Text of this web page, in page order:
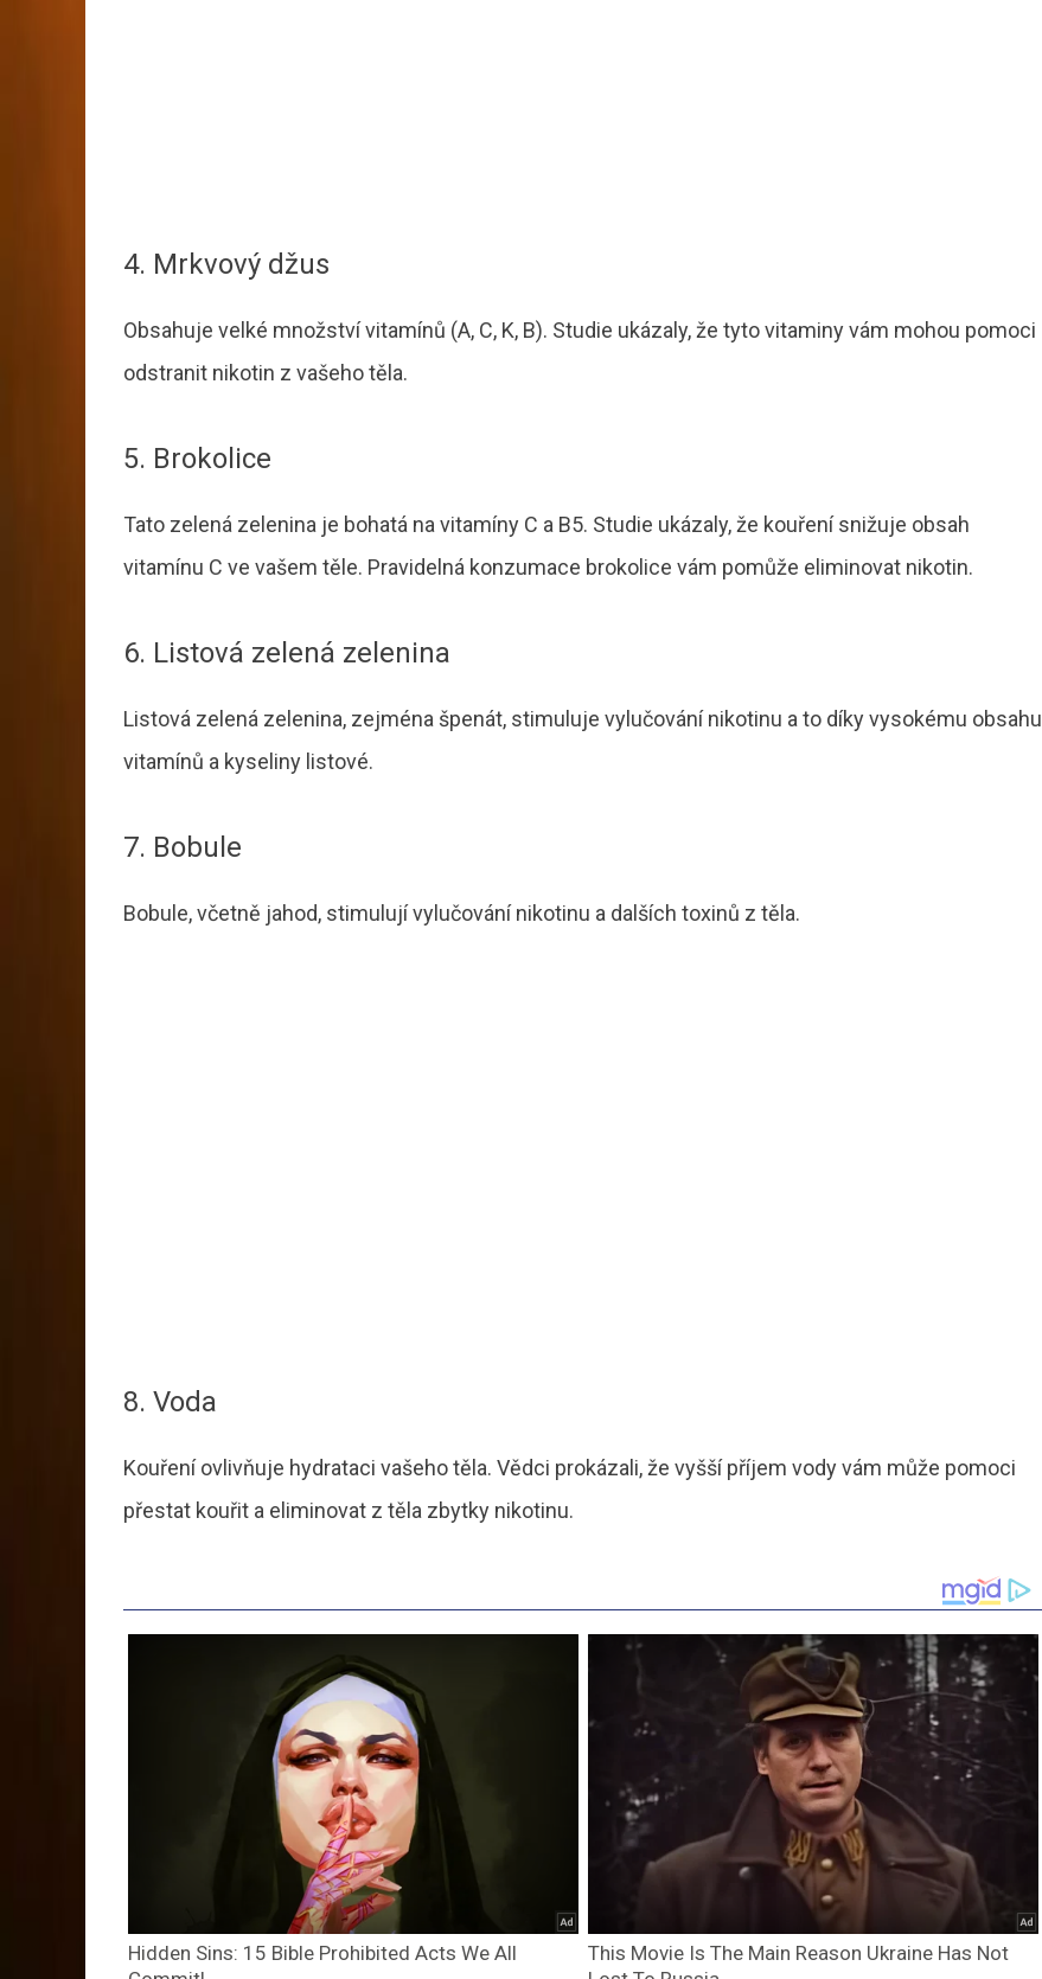
4. Mrkvový džus
Obsahuje velké množství vitamínů (A, C, K, B). Studie ukázaly, že tyto vitaminy vám mohou pomoci
odstranit nikotin z vašeho těla.
5. Brokolice
Tato zelená zelenina je bohatá na vitamíny C a B5. Studie ukázaly, že kouření snižuje obsah
vitamínu C ve vašem těle. Pravidelná konzumace brokolice vám pomůže eliminovat nikotin.
6. Listová zelená zelenina
Listová zelená zelenina, zejména špenát, stimuluje vylučování nikotinu a to díky vysokému obsahu
vitamínů a kyseliny listové.
7. Bobule
Bobule, včetně jahod, stimulují vylučování nikotinu a dalších toxinů z těla.
8. Voda
Kouření ovlivňuje hydrataci vašeho těla. Vědci prokázali, že vyšší příjem vody vám může pomoci
přestat kouřit a eliminovat z těla zbytky nikotinu.
Hidden Sins: 15 Bible Prohibited Acts We All
This Movie Is The Main Reason Ukraine Has Not